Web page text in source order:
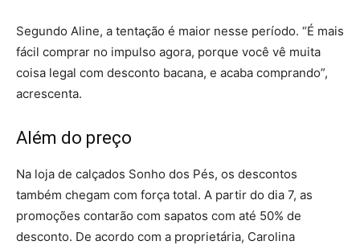
Segundo Aline, a tentação é maior nesse período. “É mais
fácil comprar no impulso agora, porque você vê muita
coisa legal com desconto bacana, e acaba comprando”,
acrescenta.
Além do preço
Na loja de calçados Sonho dos Pés, os descontos
também chegam com força total. A partir do dia 7, as
promoções contarão com sapatos com até 50% de
desconto. De acordo com a proprietária, Carolina